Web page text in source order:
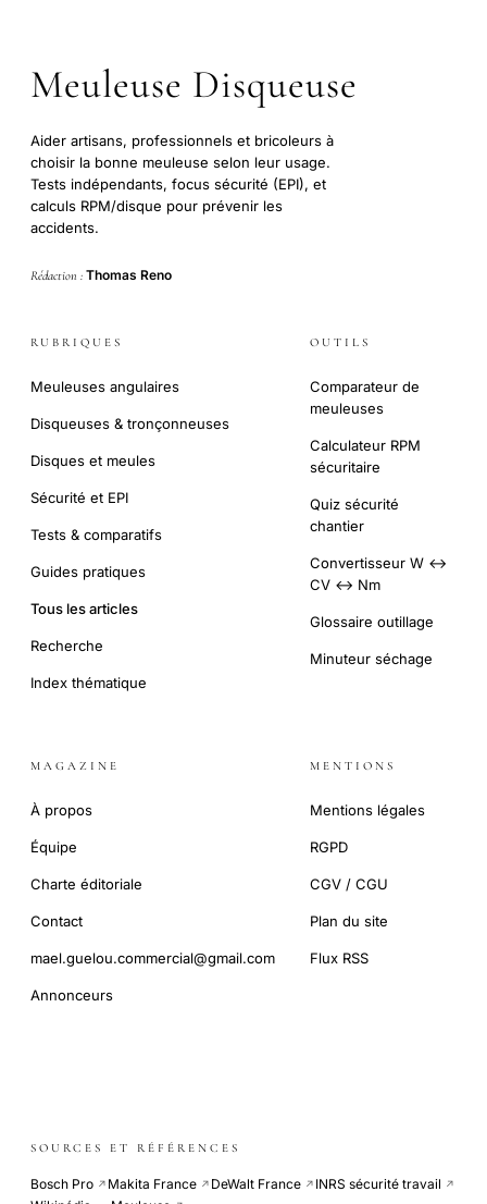
Meuleuse Disqueuse
Aider artisans, professionnels et bricoleurs à
choisir la bonne meuleuse selon leur usage.
Tests indépendants, focus sécurité (EPI), et
calculs RPM/disque pour prévenir les
accidents.
Rédaction : Thomas Reno
RUBRIQUES
Meuleuses angulaires
Disqueuses & tronçonneuses
Disques et meules
Sécurité et EPI
Tests & comparatifs
Guides pratiques
Tous les articles
Recherche
Index thématique
OUTILS
Comparateur de
meuleuses
Calculateur RPM
sécuritaire
Quiz sécurité
chantier
Convertisseur W ↔
CV ↔ Nm
Glossaire outillage
Minuteur séchage
MAGAZINE
À propos
Équipe
Charte éditoriale
Contact
mael.guelou.commercial@gmail.com
Annonceurs
MENTIONS
Mentions légales
RGPD
CGV / CGU
Plan du site
Flux RSS
SOURCES ET RÉFÉRENCES
Bosch Pro ↗ Makita France ↗ DeWalt France ↗ INRS sécurité travail ↗